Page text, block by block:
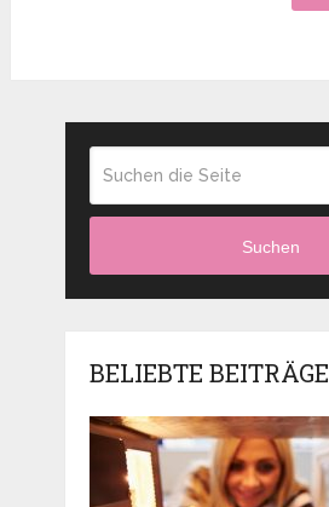
Suchen
BELIEBTE BEITRÄGE